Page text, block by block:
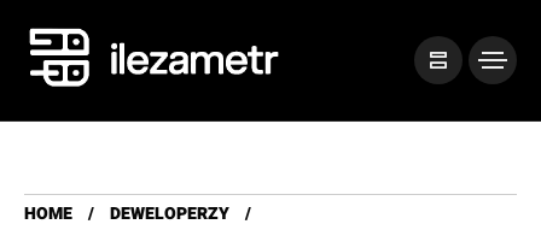
HOME
DEWELOPERZY